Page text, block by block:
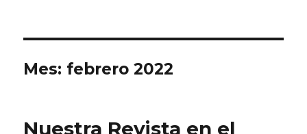
Mes: febrero 2022
Nuestra Revista en el